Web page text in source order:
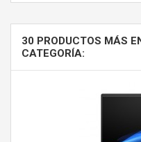
30 PRODUCTOS MÁS
CATEGORÍA: